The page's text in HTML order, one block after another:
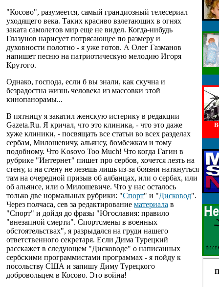
"Косово", разумеется, самый грандиозный телесериал
уходящего века. Таких красиво взлетающих в огнях
заката самолетов мир еще не видел. Когда-нибудь
Глазунов нарисует потрясающее по размеру и
духовности полотно - я уже готов. А Олег Газманов
напишет песню на патриотическую мелодию Игоря
Крутого.
Однако, господа, если б вы знали, как скучна и
безрадостна жизнь человека из массовки этой
кинопанорамы...
В пятницу я закатил женскую истерику в редакции
Gazeta.Ru. Я кричал, что это клиника, - что это даже
хуже клиники, - посвящать все статьи во всех разделах
сербам, Милошевичу, альянсу, бомбежкам и тому
подобному. Что Kosovo Too Much! Что когда Гагин в
рубрике "Интернет" пишет про сербов, хочется лезть на
стену, и на стену не лезешь лишь из-за боязни наткнуться
там на очередной призыв об албанцах, или о сербах, или
об альянсе, или о Милошевиче. Что у нас осталось
только две нормальных рубрики: "Спорт" и "Дисковод".
Через полчаса, сев за редактирование материала в
"Спорт" и дойдя до фразы "Югославия: правило
"внезапной смерти". Спортсмены в военных
обстоятельствах", я разрыдался на груди нашего
ответственного секретаря. Если Дима Турецкий
расскажет в следующем "Дисководе" о написанных
сербскими программистами программах - я пойду к
посольству США и запишу Диму Турецкого
добровольцем в Косово. Это война!